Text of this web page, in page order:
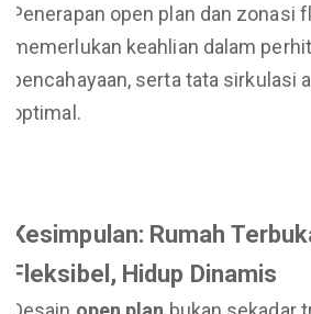
Penerapan open plan dan zonasi
memerlukan keahlian dalam
pencahayaan, serta tata sirkulasi
optimal.
Kesimpulan: Rumah
Fleksibel, Hidup Dinamis